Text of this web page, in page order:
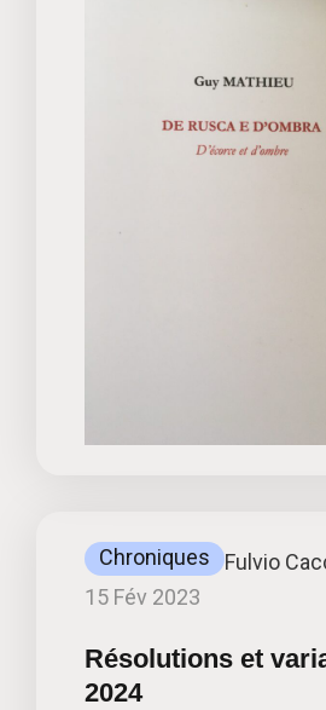
Chroniques
Fulvio
15 Fév 2023
Résolutions et
2024